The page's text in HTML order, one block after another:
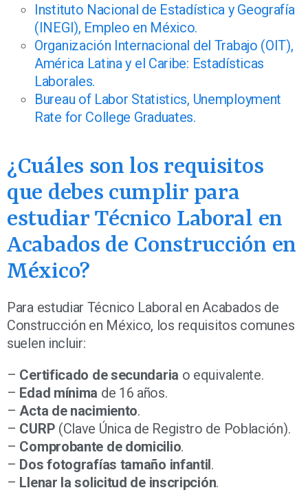
Instituto Nacional de Estadística y Geografía
(INEGI), Empleo en México.
Organización Internacional del Trabajo (OIT),
América Latina y el Caribe: Estadísticas
Laborales.
Bureau of Labor Statistics, Unemployment
Rate for College Graduates.
¿Cuáles son los requisitos
que debes cumplir para
estudiar Técnico Laboral en
Acabados de Construcción en
México?
Para estudiar Técnico Laboral en Acabados de
Construcción en México, los requisitos comunes
suelen incluir:
– Certificado de secundaria o equivalente.
– Edad mínima de 16 años.
– Acta de nacimiento.
– CURP (Clave Única de Registro de Población).
– Comprobante de domicilio.
– Dos fotografías tamaño infantil.
– Llenar la solicitud de inscripción.